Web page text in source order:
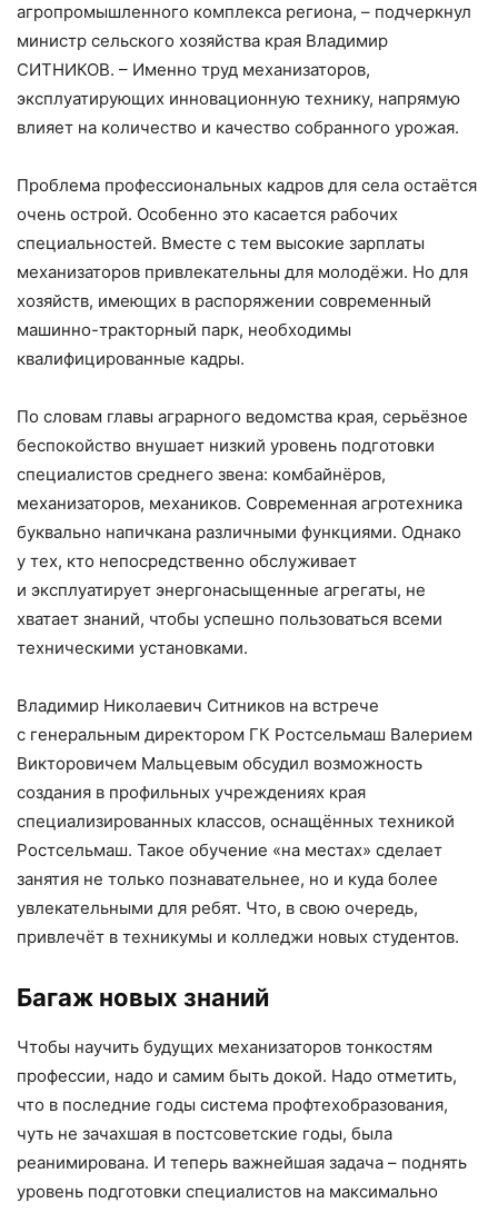
агропромышленного комплекса региона, – подчеркнул
министр сельского хозяйства края Владимир
СИТНИКОВ. – Именно труд механизаторов,
эксплуатирующих инновационную технику, напрямую
влияет на количество и качество собранного урожая.
Проблема профессиональных кадров для села остаётся
очень острой. Особенно это касается рабочих
специальностей. Вместе с тем высокие зарплаты
механизаторов привлекательны для молодёжи. Но для
хозяйств, имеющих в распоряжении современный
машинно-тракторный парк, необходимы
квалифицированные кадры.
По словам главы аграрного ведомства края, серьёзное
беспокойство внушает низкий уровень подготовки
специалистов среднего звена: комбайнёров,
механизаторов, механиков. Современная агротехника
буквально напичкана различными функциями. Однако
у тех, кто непосредственно обслуживает
и эксплуатирует энергонасыщенные агрегаты, не
хватает знаний, чтобы успешно пользоваться всеми
техническими установками.
Владимир Николаевич Ситников на встрече
с генеральным директором ГК Ростсельмаш Валерием
Викторовичем Мальцевым обсудил возможность
создания в профильных учреждениях края
специализированных классов, оснащённых техникой
Ростсельмаш. Такое обучение «на местах» сделает
занятия не только познавательнее, но и куда более
увлекательными для ребят. Что, в свою очередь,
привлечёт в техникумы и колледжи новых студентов.
Багаж новых знаний
Чтобы научить будущих механизаторов тонкостям
профессии, надо и самим быть докой. Надо отметить,
что в последние годы система профтехобразования,
чуть не зачахшая в постсоветские годы, была
реанимирована. И теперь важнейшая задача – поднять
уровень подготовки специалистов на максимально